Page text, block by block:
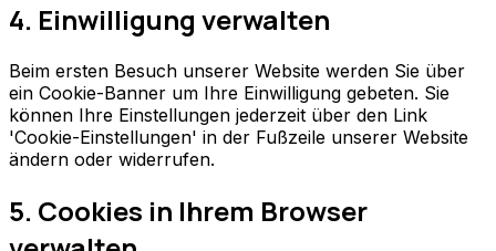
4. Einwilligung verwalten
Beim ersten Besuch unserer Website werden Sie über
ein Cookie-Banner um Ihre Einwilligung gebeten. Sie
können Ihre Einstellungen jederzeit über den Link
'Cookie-Einstellungen' in der Fußzeile unserer Website
ändern oder widerrufen.
5. Cookies in Ihrem Browser